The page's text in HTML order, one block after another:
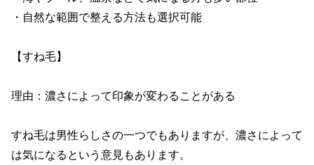
・自然な範囲で整える方法も選択可能
【すね毛】
理由：濃さによって印象が変わることがある
すね毛は男性らしさの一つでもありますが、濃さによって
は気になるという意見もあります。